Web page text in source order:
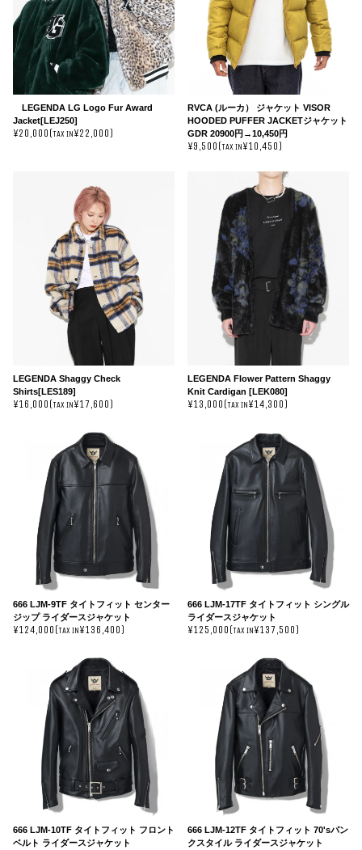
LEGENDA LG Logo Fur Award
Jacket[LEJ250]
¥20,000(TAX IN¥22,000)
RVCA (ルーカ） ジャケット VISOR
HOODED PUFFER JACKETジャケット
GDR 20900円→10,450円
¥9,500(TAX IN¥10,450)
LEGENDA Shaggy Check
Shirts[LES189]
¥16,000(TAX IN¥17,600)
LEGENDA Flower Pattern Shaggy
Knit Cardigan [LEK080]
¥13,000(TAX IN¥14,300)
666 LJM-9TF タイトフィット センター
ジップ ライダースジャケット
¥124,000(TAX IN¥136,400)
666 LJM-17TF タイトフィット シングル
ライダースジャケット
¥125,000(TAX IN¥137,500)
666 LJM-10TF タイトフィット フロント
ベルト ライダースジャケット
666 LJM-12TF タイトフィット 70'sパン
クスタイル ライダースジャケット